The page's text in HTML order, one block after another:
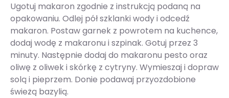
Ugotuj makaron zgodnie z instrukcją podaną na
opakowaniu. Odlej pół szklanki wody i odcedź
makaron. Postaw garnek z powrotem na kuchence,
dodaj wodę z makaronu i szpinak. Gotuj przez 3
minuty. Następnie dodaj do makaronu pesto oraz
oliwę z oliwek i skórkę z cytryny. Wymieszaj i dopraw
solą i pieprzem. Donie podawaj przyozdobione
świeżą bazylią.